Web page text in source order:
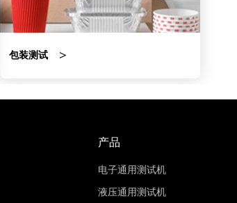
包装测试
产品
电子通用测试机
液压通用测试机